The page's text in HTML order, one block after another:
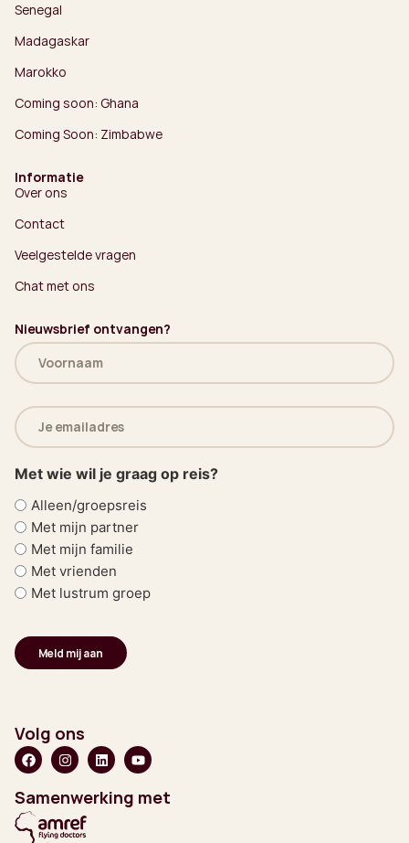
Senegal
Madagaskar
Marokko
Coming soon: Ghana
Coming Soon: Zimbabwe
Informatie
Over ons
Contact
Veelgestelde vragen
Chat met ons
Nieuwsbrief ontvangen?
Naam
(Vereist)
E-
mailadres
(Vereist)
Met wie wil je graag op reis?
Alleen/groepsreis
Met mijn partner
Met mijn familie
Met vrienden
Met lustrum groep
Volg ons
Samenwerking met